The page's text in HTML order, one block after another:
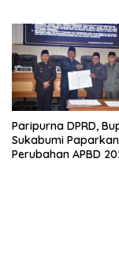
Paripurna DPRD,
Sukabumi Paparkan
Perubahan APBD